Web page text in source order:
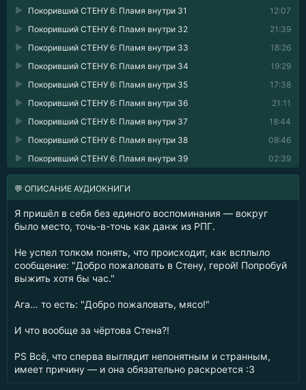
12:07
Покоривший СТЕНУ 6: Пламя внутри 31
21:39
Покоривший СТЕНУ 6: Пламя внутри 32
18:26
Покоривший СТЕНУ 6: Пламя внутри 33
19:29
Покоривший СТЕНУ 6: Пламя внутри 34
17:38
Покоривший СТЕНУ 6: Пламя внутри 35
21:11
Покоривший СТЕНУ 6: Пламя внутри 36
18:44
Покоривший СТЕНУ 6: Пламя внутри 37
08:46
Покоривший СТЕНУ 6: Пламя внутри 38
02:39
Покоривший СТЕНУ 6: Пламя внутри 39
💬 ОПИСАНИЕ АУДИОКНИГИ
Я пришёл в себя без единого воспоминания — вокруг
было место, точь-в-точь как данж из РПГ.
Не успел толком понять, что происходит, как всплыло
сообщение: "Добро пожаловать в Стену, герой! Попробуй
выжить хотя бы час."
Ага… то есть: "Добро пожаловать, мясо!"
И что вообще за чёртова Стена?!
PS Всё, что сперва выглядит непонятным и странным,
имеет причину — и она обязательно раскроется :3